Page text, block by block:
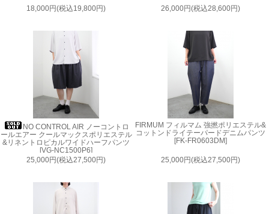
18,000円(税込19,800円) 26,000円(税込28,600円)
NO CONTROL AIR ノーコントロ
ールエアー クールマックスポリエステル
&リネントロピカルワイドハーフパンツ
[VG-NC1500P6]
25,000円(税込27,500円)
FIRMUM フィルマム 強撚ポリエステル&
コットンドライテーパードデニムパンツ
[FK-FR0603DM]
25,000円(税込27,500円)